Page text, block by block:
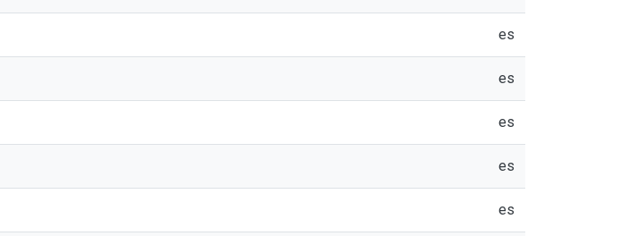
es
es
es
es
es